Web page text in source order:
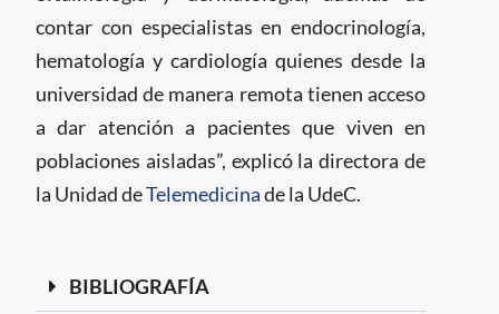
contar con especialistas en endocrinología,
hematología y cardiología quienes desde la
universidad de manera remota tienen acceso
a dar atención a pacientes que viven en
poblaciones aisladas”, explicó la directora de
la Unidad deTelemedicinade la UdeC.
BIBLIOGRAFÍA